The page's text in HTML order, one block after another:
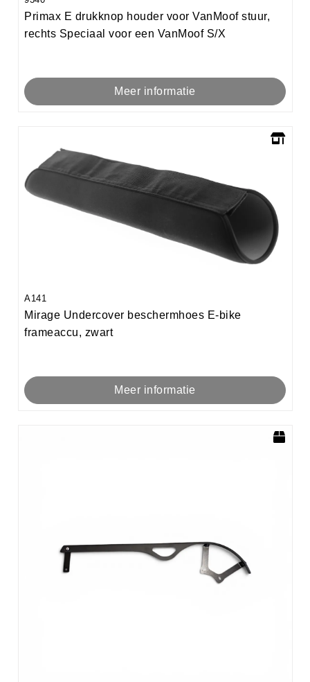
Primax E drukknop houder voor VanMoof stuur,
rechts Speciaal voor een VanMoof S/X
Meer informatie
A141
Mirage Undercover beschermhoes E-bike
frameaccu, zwart
Meer informatie